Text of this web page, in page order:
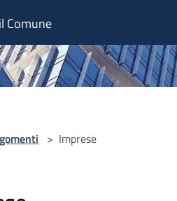
Comune
> Imprese